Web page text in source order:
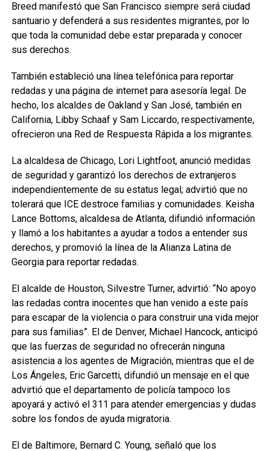
Breed manifestó que San Francisco siempre será ciudad
santuario y defenderá a sus residentes migrantes, por lo
que toda la comunidad debe estar preparada y conocer
sus derechos.
También estableció una línea telefónica para reportar
redadas y una página de internet para asesoría legal. De
hecho, los alcaldes de Oakland y San José, también en
California, Libby Schaaf y Sam Liccardo, respectivamente,
ofrecieron una Red de Respuesta Rápida a los migrantes.
La alcaldesa de Chicago, Lori Lightfoot, anunció medidas
de seguridad y garantizó los derechos de extranjeros
independientemente de su estatus legal; advirtió que no
tolerará que ICE destroce familias y comunidades. Keisha
Lance Bottoms, alcaldesa de Atlanta, difundió información
y llamó a los habitantes a ayudar a todos a entender sus
derechos, y promovió la línea de la Alianza Latina de
Georgia para reportar redadas.
El alcalde de Houston, Silvestre Turner, advirtió: “No apoyo
las redadas contra inocentes que han venido a este país
para escapar de la violencia o para construir una vida mejor
para sus familias”. El de Denver, Michael Hancock, anticipó
que las fuerzas de seguridad no ofrecerán ninguna
asistencia a los agentes de Migración, mientras que el de
Los Ángeles, Eric Garcetti, difundió un mensaje en el que
advirtió que el departamento de policía tampoco los
apoyará y activó el 311 para atender emergencias y dudas
sobre los fondos de ayuda migratoria.
El de Baltimore, Bernard C. Young, señaló que los